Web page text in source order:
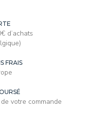
d’achats
FRAIS
votre commande